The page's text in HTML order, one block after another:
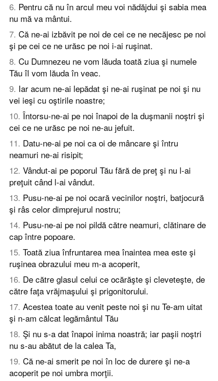
6. Pentru că nu în arcul meu voi nădăjdui şi sabia mea
nu mă va mântui.
7. Că ne-ai izbăvit pe noi de cei ce ne necăjesc pe noi
şi pe cei ce ne urăsc pe noi i-ai ruşinat.
8. Cu Dumnezeu ne vom lăuda toată ziua şi numele
Tău îl vom lăuda în veac.
9. Iar acum ne-ai lepădat şi ne-ai ruşinat pe noi şi nu
vei ieşi cu oştirile noastre;
10. Întorsu-ne-ai pe noi înapoi de la duşmanii noştri şi
cei ce ne urăsc pe noi ne-au jefuit.
11. Datu-ne-ai pe noi ca oi de mâncare şi întru
neamuri ne-ai risipit;
12. Vândut-ai pe poporul Tău fără de preţ şi nu l-ai
preţuit când l-ai vândut.
13. Pusu-ne-ai pe noi ocară vecinilor noştri, batjocură
şi râs celor dimprejurul nostru;
14. Pusu-ne-ai pe noi pildă către neamuri, clătinare de
cap între popoare.
15. Toată ziua înfruntarea mea înaintea mea este şi
ruşinea obrazului meu m-a acoperit,
16. De către glasul celui ce ocărăşte şi cleveteşte, de
către faţa vrăjmaşului şi prigonitorului.
17. Acestea toate au venit peste noi şi nu Te-am uitat
şi n-am călcat legământul Tău
18. Şi nu s-a dat înapoi inima noastră; iar paşii noştri
nu s-au abătut de la calea Ta,
19. Că ne-ai smerit pe noi în loc de durere şi ne-a
acoperit pe noi umbra morţii.